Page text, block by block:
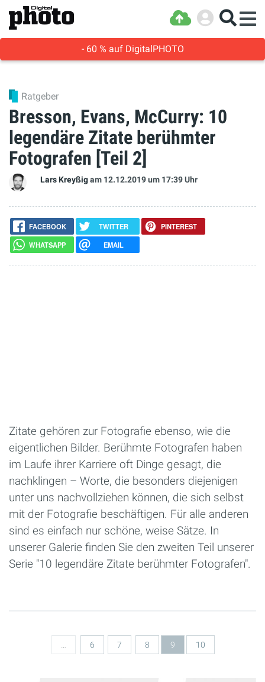
- 60 % auf DigitalPHOTO
Ratgeber
Bresson, Evans, McCurry: 10
legendäre Zitate berühmter
Fotografen [Teil 2]
Lars Kreyßigam 12.12.2019um 17:39 Uhr
FACEBOOK TWITTER
PINTEREST
WHATSAPP
EMAIL
Zitate gehören zur Fotografie ebenso, wie die
eigentlichen Bilder. Berühmte Fotografen haben
im Laufe ihrer Karriere oft Dinge gesagt, die
nachklingen – Worte, die besonders diejenigen
unter uns nachvollziehen können, die sich selbst
mit der Fotografie beschäftigen. Für alle anderen
sind es einfach nur schöne, weise Sätze. In
unserer Galerie finden Sie den zweiten Teil unserer
Serie "10 legendäre Zitate berühmter Fotografen".
6 7 8 9 10